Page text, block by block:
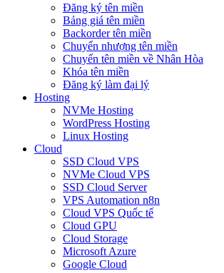
Đăng ký tên miền
Bảng giá tên miền
Backorder tên miền
Chuyển nhượng tên miền
Chuyển tên miền về Nhân Hòa
Khóa tên miền
Đăng ký làm đại lý
Hosting
NVMe Hosting
WordPress Hosting
Linux Hosting
Cloud
SSD Cloud VPS
NVMe Cloud VPS
SSD Cloud Server
VPS Automation n8n
Cloud VPS Quốc tế
Cloud GPU
Cloud Storage
Microsoft Azure
Google Cloud